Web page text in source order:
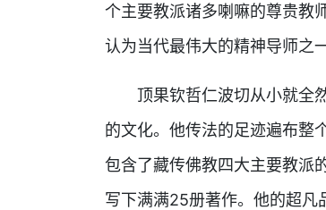
个主要教派诸多喇嘛的尊贵教
认为当代最伟大的精神导师之一
顶果钦哲仁波切从小就全然
的文化。他传法的足迹遍布整
包含了藏传佛教四大主要教派
写下满满25册著作。他的超凡